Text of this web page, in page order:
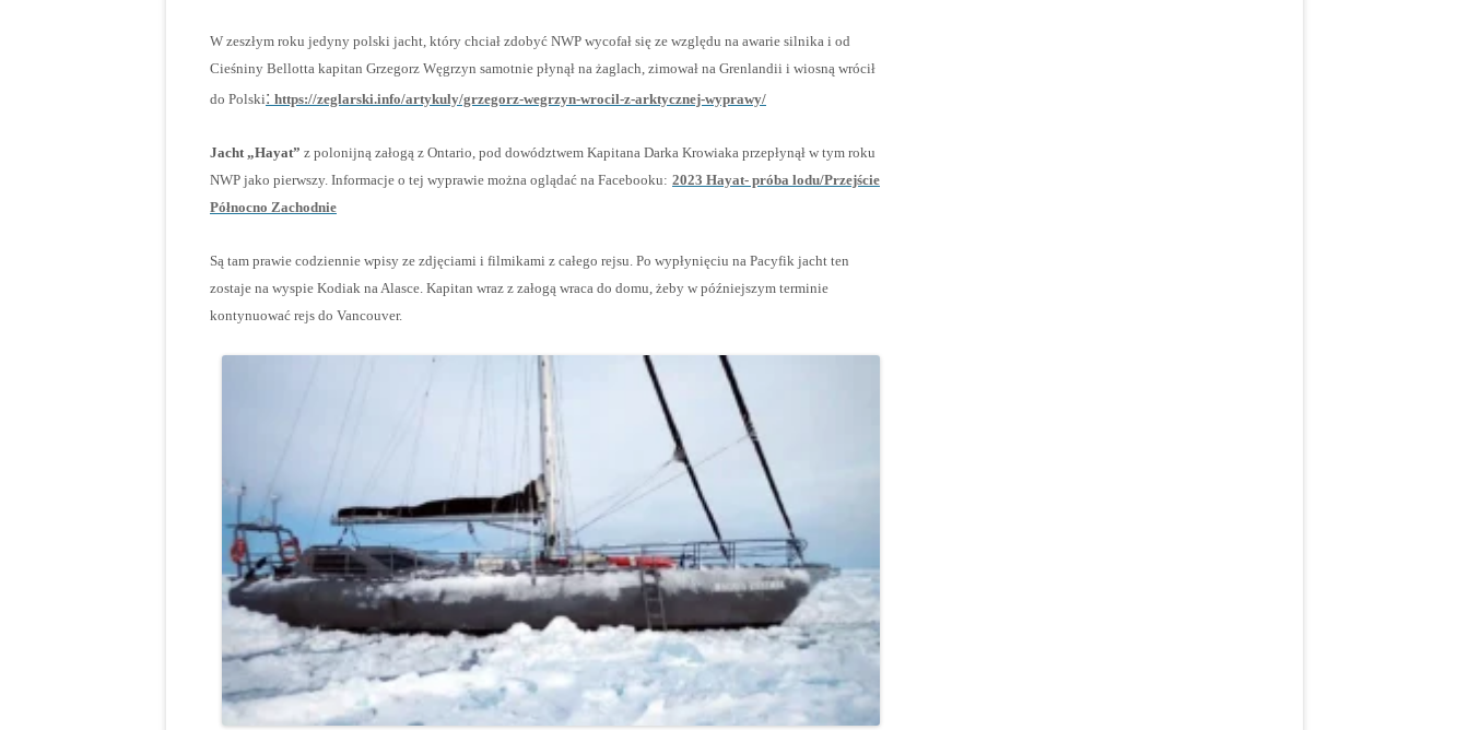
W zeszłym roku jedyny polski jacht, który chciał zdobyć NWP wycofał się ze względu na awarie silnika i od
Cieśniny Bellotta kapitan Grzegorz Węgrzyn samotnie płynął na żaglach, zimował na Grenlandii i wiosną wrócił
do Polski: https://zeglarski.info/artykuly/grzegorz-wegrzyn-wrocil-z-arktycznej-wyprawy/
Jacht „Hayat” z polonijną załogą z Ontario, pod dowództwem Kapitana Darka Krowiaka przepłynął w tym roku
NWP jako pierwszy. Informacje o tej wyprawie można oglądać na Facebooku: 2023 Hayat- próba lodu/Przejście
Północno Zachodnie
Są tam prawie codziennie wpisy ze zdjęciami i filmikami z całego rejsu. Po wypłynięciu na Pacyfik jacht ten
zostaje na wyspie Kodiak na Alasce. Kapitan wraz z załogą wraca do domu, żeby w późniejszym terminie
kontynuować rejs do Vancouver.